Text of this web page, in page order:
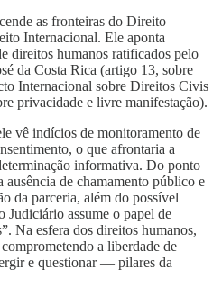
as fronteiras do Direito
Internacional. Ele aponta
direitos humanos ratificados pelo
da Costa Rica (artigo 13, sobre
Internacional sobre Direitos Civis
privacidade e livre manifestação).
vê indícios de monitoramento de
o que afrontaria a
informativa. Do ponto
de chamamento público e
da parceria, além do possível
Judiciário assume o papel de
Na esfera dos direitos humanos,
a liberdade de
e questionar — pilares da